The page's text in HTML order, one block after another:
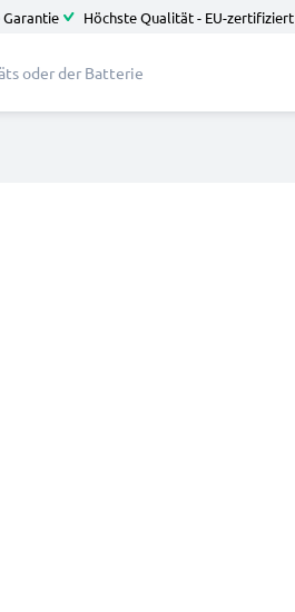
Garantie Höchste Qualität - EU-zertifiziert